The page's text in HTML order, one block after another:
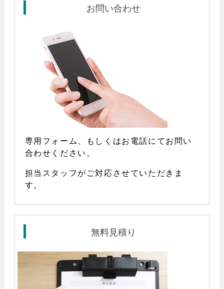
お問い合わせ
専用フォーム、もしくはお電話にてお問い
合わせください。
担当スタッフがご対応させていただきま
す。
無料見積り